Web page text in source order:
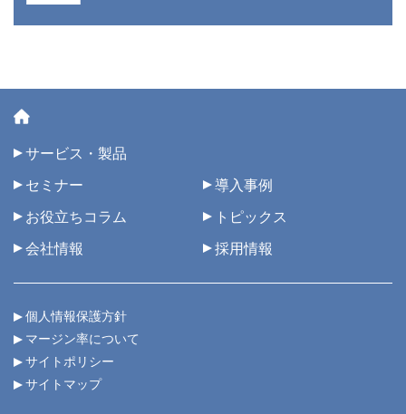
サービス・製品
セミナー
導入事例
お役立ちコラム
トピックス
会社情報
採用情報
個人情報保護方針
マージン率について
サイトポリシー
サイトマップ